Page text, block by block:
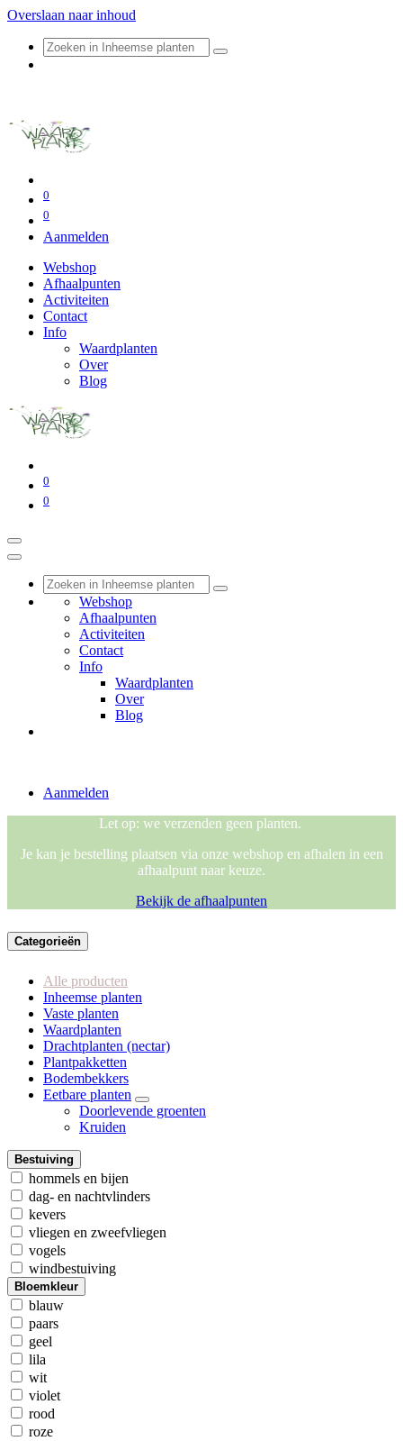
Overslaan naar inhoud
0
0
Aanmelden
Webshop
Afhaalpunten
Activiteiten
Contact
Info
Waardplanten
Over
Blog
0
0
Webshop
Afhaalpunten
Activiteiten
Contact
Info
Waardplanten
Over
Blog
Aanmelden
Let op: we verzenden geen planten.
Je kan je bestelling plaatsen via onze webshop en afhalen in een
afhaalpunt naar keuze.
Bekijk de afhaalpunten
Categorieën
Alle producten
Inheemse planten
Vaste planten
Waardplanten
Drachtplanten (nectar)
Plantpakketten
Bodembekkers
Eetbare planten
Doorlevende groenten
Kruiden
Bestuiving
hommels en bijen
dag- en nachtvlinders
kevers
vliegen en zweefvliegen
vogels
windbestuiving
Bloemkleur
blauw
paars
geel
lila
wit
violet
rood
roze